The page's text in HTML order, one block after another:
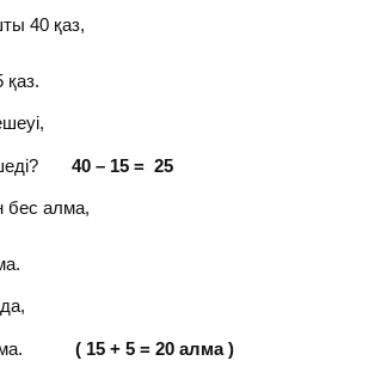
40 қаз,
40 – 15 = 25
бес алма,
алма.( 15 + 5 = 20 алма )